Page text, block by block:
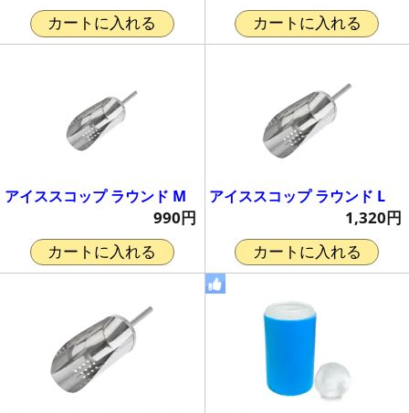
カートに入れる カートに入れる
アイススコップ ラウンド M
990円
カートに入れる
アイススコップ ラウンド L
1,320円
カートに入れる